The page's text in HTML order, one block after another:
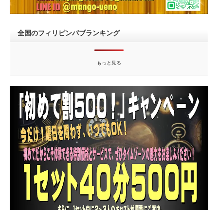
全国のフィリピンパブランキング
もっと見る